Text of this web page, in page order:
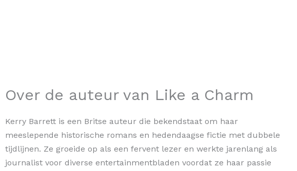
Over de auteur van Like a Charm
Kerry Barrett is een Britse auteur die bekendstaat om haar
meeslepende historische romans en hedendaagse fictie met dubbele
tijdlijnen. Ze groeide op als een fervent lezer en werkte jarenlang als
journalist voor diverse entertainmentbladen voordat ze haar passie